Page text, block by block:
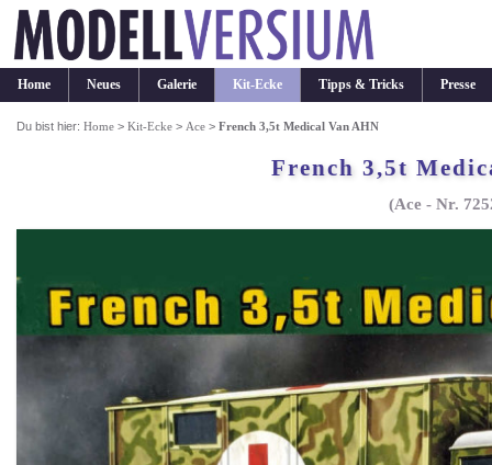
Home Neues Galerie Kit-Ecke Tipps & Tricks Presse
Du bist hier:Home >Kit-Ecke > Ace >French 3,5t Medical Van AHN
French 3,5t
(Ace - Nr.